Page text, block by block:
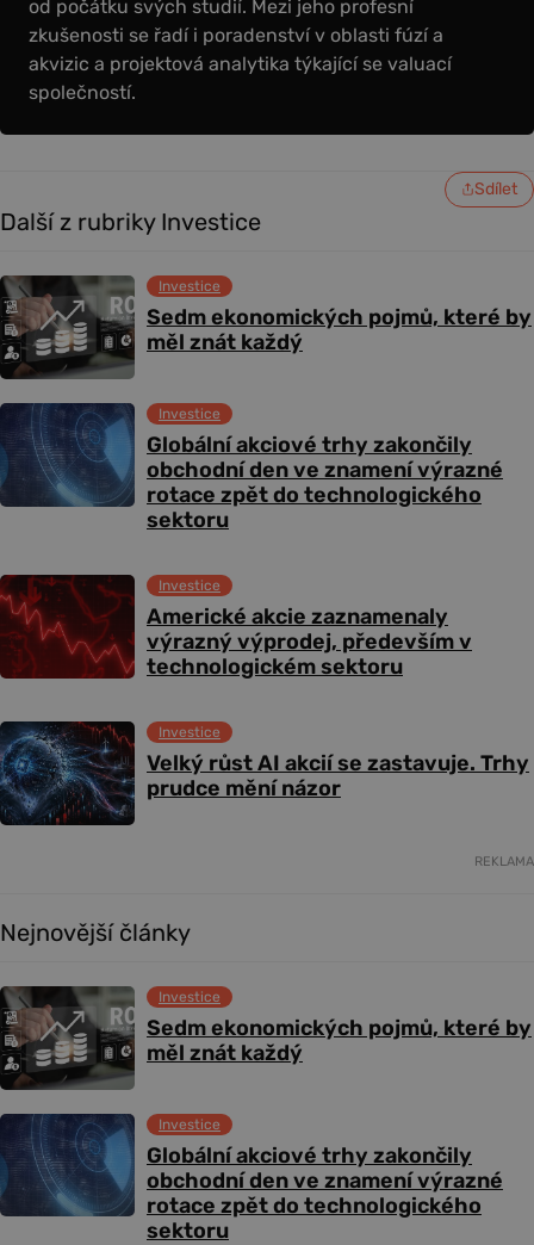
od počátku svých studií. Mezi jeho profesní
zkušenosti se řadí i poradenství v oblasti fúzí a
akvizic a projektová analytika týkající se valuací
společností.
Sdílet
Další z rubriky Investice
Sedm ekonomických pojmů, které by
měl znát každý
Investice
Globální akciové trhy zakončily
obchodní den ve znamení výrazné
rotace zpět do technologického
sektoru
Investice
Americké akcie zaznamenaly
výrazný výprodej, především v
technologickém sektoru
Investice
Velký růst AI akcií se zastavuje. Trhy
prudce mění názor
Investice
REKLAMA
Nejnovější články
Sedm ekonomických pojmů, které by
měl znát každý
Investice
Globální akciové trhy zakončily
obchodní den ve znamení výrazné
rotace zpět do technologického
sektoru
Investice